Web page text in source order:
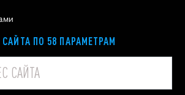
ПО 58 ПАРАМЕТРАМ